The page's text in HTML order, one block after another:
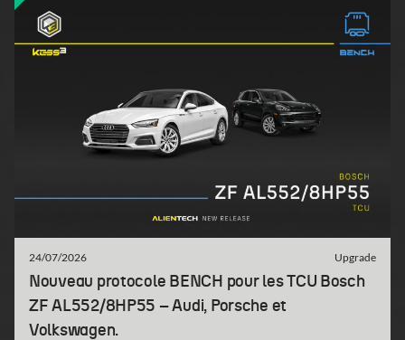
24/07/2026 Upgrade
Nouveau protocole BENCH pour les TCU Bosch
ZF AL552/8HP55 – Audi, Porsche et
Volkswagen.